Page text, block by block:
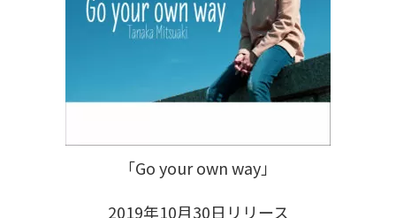
「Go your own way」
2019年10月30日リリース